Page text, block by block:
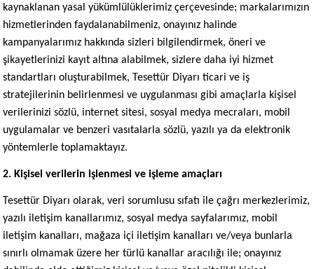
kaynaklanan yasal yükümlülüklerimiz çerçevesinde; markalarımızın
hizmetlerinden faydalanabilmeniz, onayınız halinde
kampanyalarımız hakkında sizleri bilgilendirmek, öneri ve
şikayetlerinizi kayıt altına alabilmek, sizlere daha iyi hizmet
standartları oluşturabilmek, Tesettür Diyarı ticari ve iş
stratejilerinin belirlenmesi ve uygulanması gibi amaçlarla kişisel
verilerinizi sözlü, internet sitesi, sosyal medya mecraları, mobil
uygulamalar ve benzeri vasıtalarla sözlü, yazılı ya da elektronik
yöntemlerle toplamaktayız.
2. Kişisel verilerin işlenmesi ve işleme amaçları
Tesettür Diyarı olarak, veri sorumlusu sıfatı ile çağrı merkezlerimiz,
yazılı iletişim kanallarımız, sosyal medya sayfalarımız, mobil
iletişim kanalları, mağaza içi iletişim kanalları ve/veya bunlarla
sınırlı olmamak üzere her türlü kanallar aracılığı ile; onayınız